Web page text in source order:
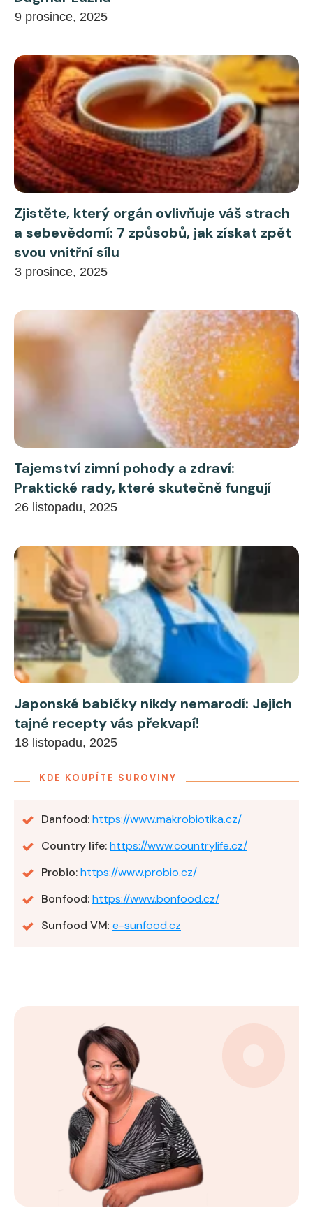
9 prosince, 2025
Zjistěte, který orgán ovlivňuje váš strach
a sebevědomí: 7 způsobů, jak získat zpět
svou vnitřní sílu
3 prosince, 2025
Tajemství zimní pohody a zdraví:
Praktické rady, které skutečně fungují
26 listopadu, 2025
Japonské babičky nikdy nemarodí: Jejich
tajné recepty vás překvapí!
18 listopadu, 2025
KDE KOUPÍTE SUROVINY
Danfood:https://www.makrobiotika.cz/
Country life:https://www.countrylife.cz/
Probio:https://www.probio.cz/
Bonfood:https://www.bonfood.cz/
Sunfood VM: e-sunfood.cz